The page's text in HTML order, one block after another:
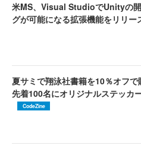
米MS、Visual StudioでUnityの
グが可能になる拡張機能をリリー
夏サミで翔泳社書籍を10％オフで
先着100名にオリジナルステッカ
CodeZine